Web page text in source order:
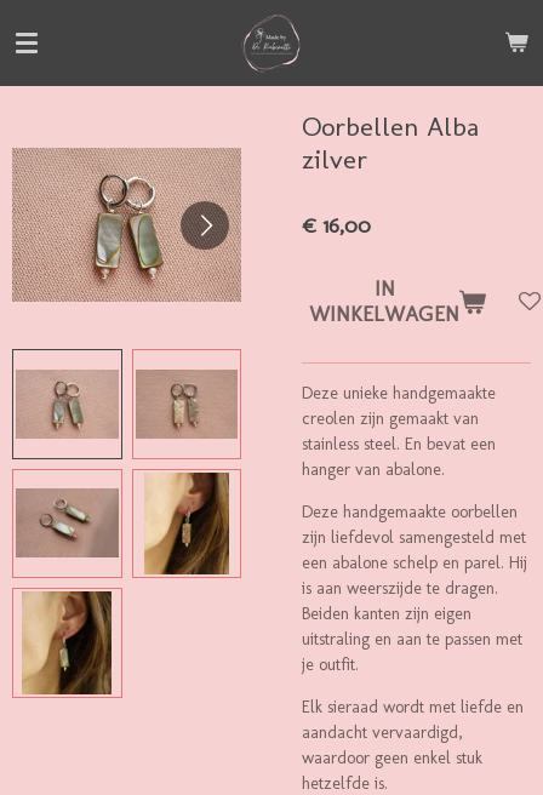
direct
Oorbellen Alba
zilver
€ 16,00
IN
WINKELWAGEN
Deze unieke handgemaakte
creolen zijn gemaakt van
stainless steel. En bevat een
hanger van abalone.
Deze handgemaakte oorbellen
zijn liefdevol samengesteld met
een abalone schelp en parel. Hij
is aan weerszijde te dragen.
Beiden kanten zijn eigen
uitstraling en aan te passen met
je outfit.
Elk sieraad wordt met liefde en
aandacht vervaardigd,
waardoor geen enkel stuk
hetzelfde is.